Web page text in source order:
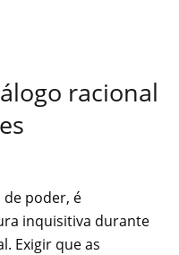
racional
poder, é
inquisitiva durante
Exigir que as